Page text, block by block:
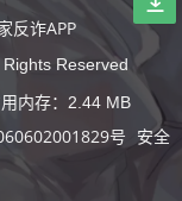
反诈APP
Rights Reserved
用内存：2.44 MB
号
安全